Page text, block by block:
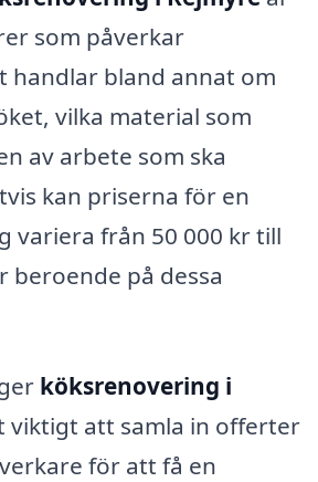
som påverkar
handlar bland annat om
vilka material som
av arbete som ska
kan priserna för en
variera från 50 000 kr till
beroende på dessa
köksrenovering i
viktigt att samla in offerter
för att få en